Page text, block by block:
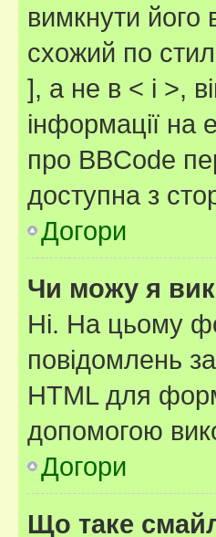
вимкнути його
схожий по
], а не в < і >,
інформації на
про BBCode
доступна з
Догори
Чи можу я
Ні. На цьому
повідомлень
HTML для
допомогою
Догори
Що таке